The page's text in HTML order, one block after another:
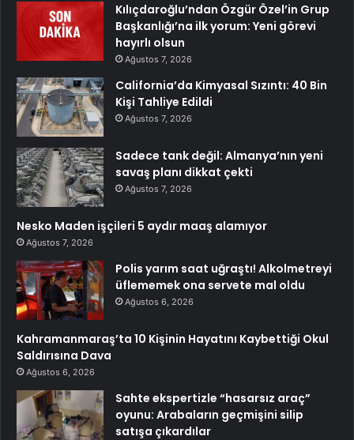
Kılıçdaroğlu’ndan Özgür Özel’in Grup
Başkanlığı’na ilk yorum: Yeni görevi
hayırlı olsun
Ağustos 7, 2026
California’da Kimyasal Sızıntı: 40 Bin
Kişi Tahliye Edildi
Ağustos 7, 2026
Sadece tank değil: Almanya’nın yeni
savaş planı dikkat çekti
Ağustos 7, 2026
Nesko Maden işçileri 5 aydır maaş alamıyor
Ağustos 7, 2026
Polis yarım saat uğraştı! Alkolmetreyi
üflememek ona servete mal oldu
Ağustos 6, 2026
Kahramanmaraş’ta 10 Kişinin Hayatını Kaybettiği Okul
Saldırısına Dava
Ağustos 6, 2026
Sahte ekspertizle “hasarsız araç”
oyunu: Arabaların geçmişini silip
satışa çıkardılar